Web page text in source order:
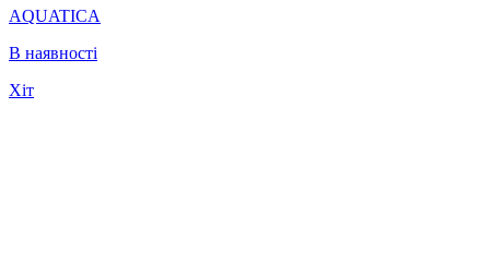
AQUATICA
В наявності
Хіт